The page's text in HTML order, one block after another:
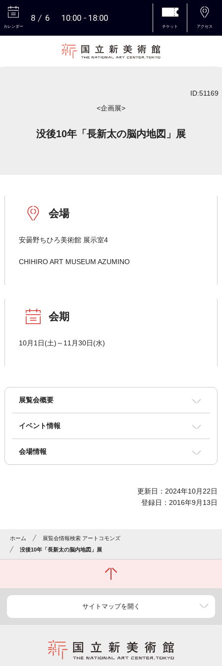
カレンダー
8 6 10:00 18:00
チケット アクセス
ID:51169
<企画展>
没後10年「長新太の脳内地図」展
会場
安曇野ちひろ美術館 展示室4
CHIHIRO ART MUSEUM AZUMINO
会期
10月1日(土)～11月30日(水)
展覧会概要
イベント情報
会場情報
更新日：2024年10月22日
登録日：2016年9月13日
ホーム
展覧会情報検索 アートコモンズ
没後10年「長新太の脳内地図」展
サイトマップを開く